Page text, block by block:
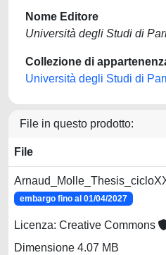
Nome Editore
Università degli Studi di
Collezione di
Università degli Studi di
File in questo prodotto:
File
embargo fino al 01/04/2027
Licenza: Creative Commons
Dimensione 4.07 MB